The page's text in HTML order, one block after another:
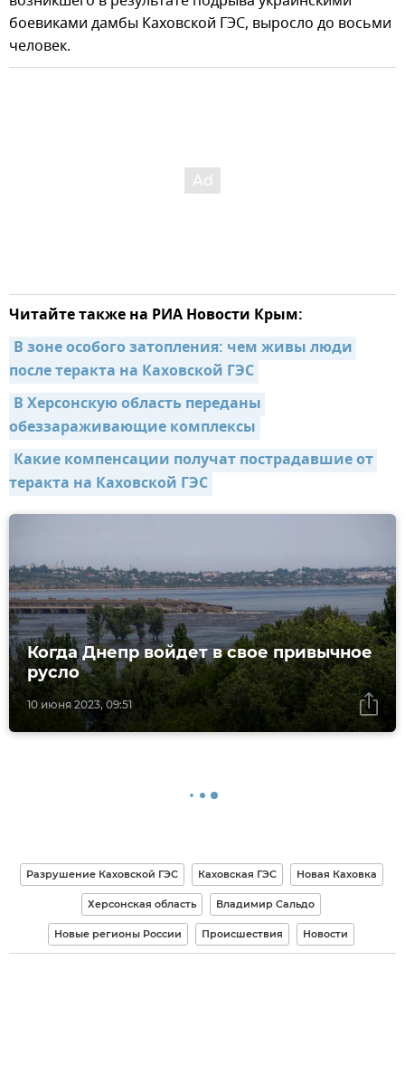
боевиками дамбы Каховской ГЭС, выросло до восьми
человек.
Читайте также на РИА Новости Крым:
В зоне особого затопления: чем живы люди
после теракта на Каховской ГЭС
В Херсонскую область переданы
обеззараживающие комплексы
Какие компенсации получат пострадавшие от
теракта на Каховской ГЭС
10 июня 2023, 09:51
Когда Днепр войдет в свое привычное
русло
Разрушение Каховской ГЭС Каховская ГЭС Новая Каховка
Херсонская область Владимир Сальдо
Новые регионы России Происшествия Новости